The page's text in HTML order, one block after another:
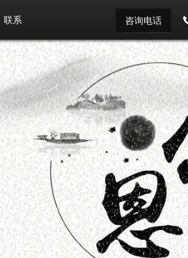
联系 咨询电话